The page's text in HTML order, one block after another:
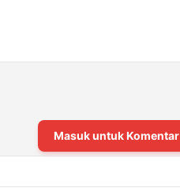
Masuk untuk Komentar